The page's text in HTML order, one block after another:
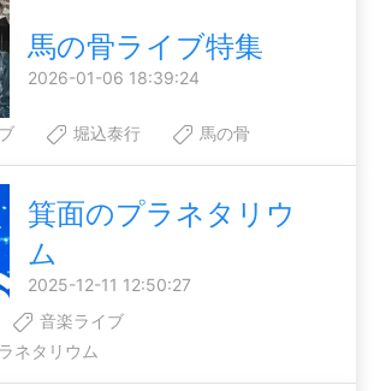
馬の骨ライブ特集
2026-01-06 18:39:24
堀込泰行 馬の骨
箕面のプラネタリウ
ム
2025-12-11 12:50:27
音楽ライブ
ネタリウム